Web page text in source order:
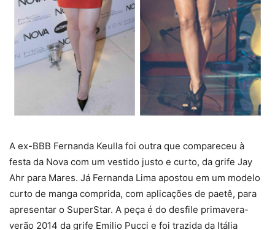
A ex-BBB Fernanda Keulla foi outra que compareceu à
festa da Nova com um vestido justo e curto, da grife Jay
Ahr para Mares. Já Fernanda Lima apostou em um modelo
curto de manga comprida, com aplicações de paetê, para
apresentar o SuperStar. A peça é do desfile primavera-
verão 2014 da grife Emilio Pucci e foi trazida da Itália